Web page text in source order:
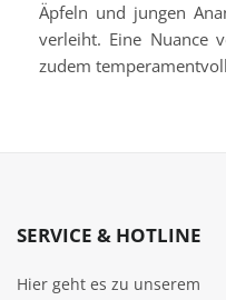
Äpfeln und jungen
verleiht. Eine Nuance
zudem
SERVICE & HOTLINE
Hier geht es zu unserem